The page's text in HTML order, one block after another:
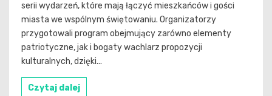
serii wydarzeń, które mają łączyć mieszkańców i gości
miasta we wspólnym świętowaniu. Organizatorzy
przygotowali program obejmujący zarówno elementy
patriotyczne, jak i bogaty wachlarz propozycji
kulturalnych, dzięki...
Czytaj dalej